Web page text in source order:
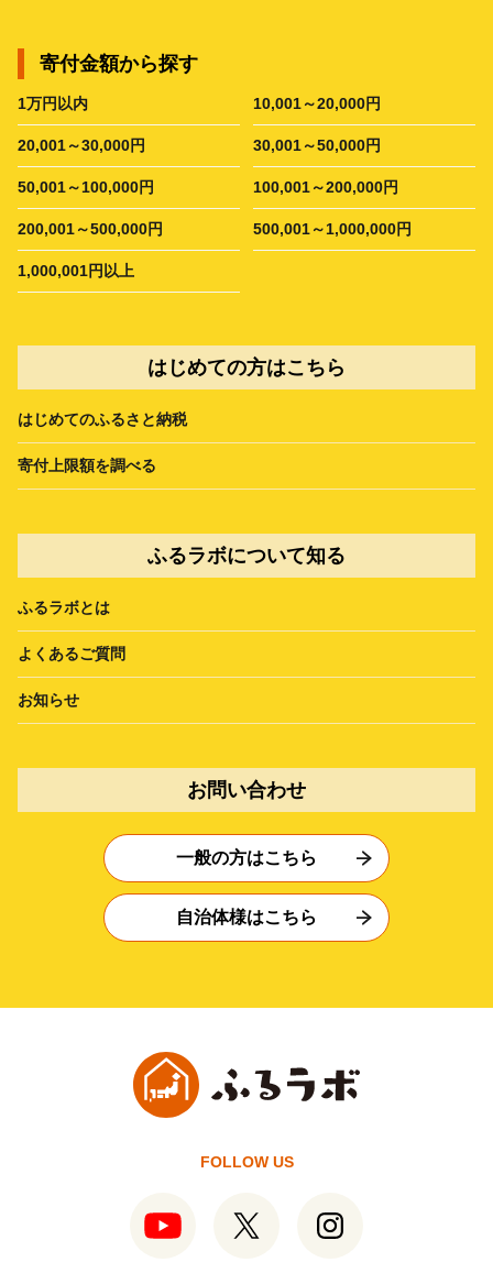
寄付金額から探す
1万円以内 10,001～20,000円
20,001～30,000円 30,001～50,000円
50,001～100,000円 100,001～200,000円
200,001～500,000円 500,001～1,000,000円
1,000,001円以上
はじめての方はこちら
はじめてのふるさと納税
寄付上限額を調べる
ふるラボについて知る
ふるラボとは
よくあるご質問
お知らせ
お問い合わせ
一般の方はこちら
自治体様はこちら
FOLLOW US